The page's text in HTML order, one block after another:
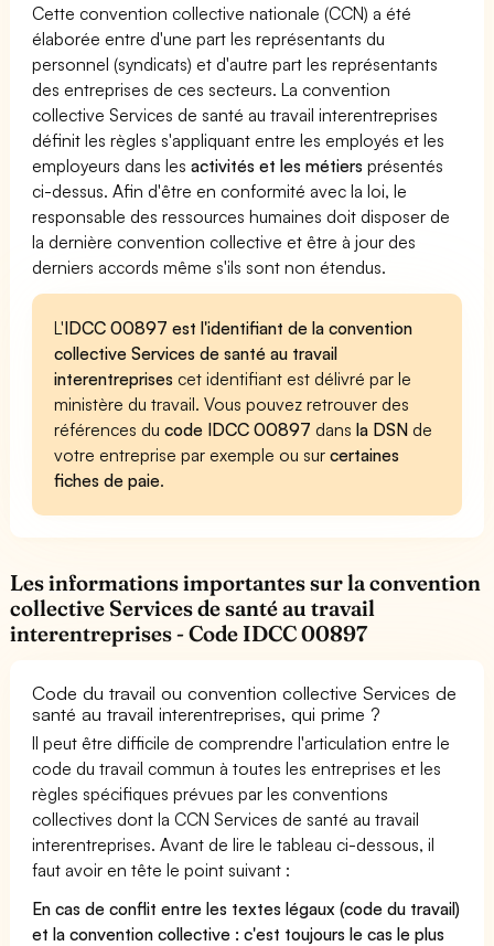
Cette convention collective nationale (CCN) a été
élaborée entre d'une part les représentants du
personnel (syndicats) et d'autre part les représentants
des entreprises de ces secteurs. La convention
collective Services de santé au travail interentreprises
définit les règles s'appliquant entre les employés et les
employeurs dans lesactivités et les métiers présentés
ci-dessus. Afin d'être en conformité avec la loi, le
responsable des ressources humaines doit disposer de
la dernière convention collective et être à jour des
derniers accords même s'ils sont non étendus.
L'IDCC 00897 est l'identifiant de la convention
collective Services de santé au travail
interentreprises cet identifiant est délivré par le
ministère du travail. Vous pouvez retrouver des
références ducode IDCC 00897 dansla DSN de
votre entreprise par exemple ou surcertaines
fiches de paie.
Les informations importantes sur la convention
collective Services de santé au travail
interentreprises - Code IDCC 00897
Code du travail ou convention collective Services de
santé au travail interentreprises, qui prime ?
Il peut être difficile de comprendre l'articulation entre le
code du travail commun à toutes les entreprises et les
règles spécifiques prévues par les conventions
collectives dont la CCN Services de santé au travail
interentreprises. Avant de lire le tableau ci-dessous, il
faut avoir en tête le point suivant :
En cas de conflit entre les textes légaux (code du travail)
et la convention collective : c'est toujours le cas le plus